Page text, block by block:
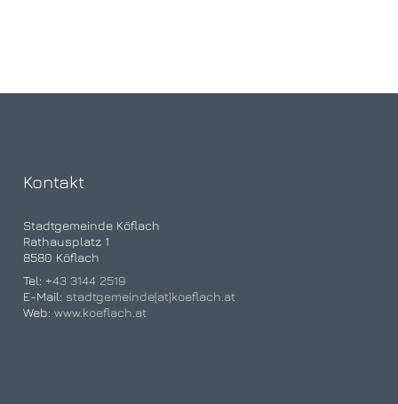
Kontakt
Stadtgemeinde Köflach
Rathausplatz 1
8580 Köflach
Tel: +43 3144 2519
E-Mail: stadtgemeinde[at]koeflach.at
Web:www.koeflach.at